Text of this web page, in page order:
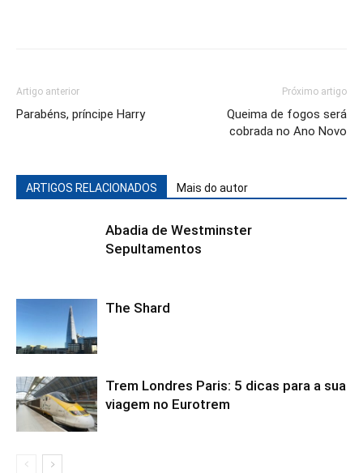
Artigo anterior
Parabéns, príncipe Harry
Próximo artigo
Queima de fogos será
cobrada no Ano Novo
ARTIGOS RELACIONADOS Mais do autor
Abadia de Westminster
Sepultamentos
The Shard
Trem Londres Paris: 5 dicas para a sua
viagem no Eurotrem